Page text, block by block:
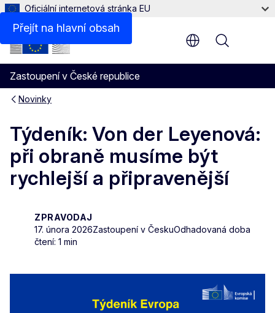
Přejít na hlavní obsah
Oficiální internetová stránka EU
Zastoupení v České republice
Menu
Novinky
Týdeník: Von der Leyenová:
při obraně musíme být
rychlejší a připravenější
ZPRAVODAJ
17. února 2026Zastoupení v ČeskuOdhadovaná doba
čtení: 1 min